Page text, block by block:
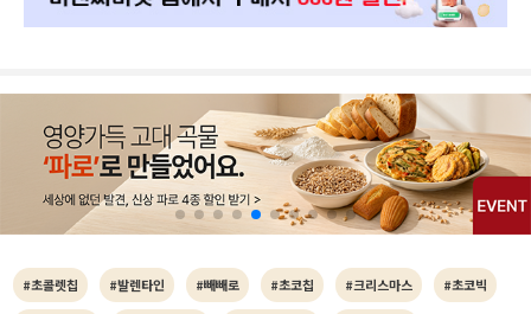
#초콜렛칩 #발렌타인 #빼빼로 #초코칩 #크리스마스 #초코빅